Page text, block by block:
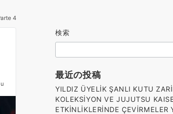
4
検索
最近の投稿
YILDIZ ÜYELİK ŞANLI KUTU
KOLEKSİYON VE JUJUTSU
ETKİNLİKLERİNDE ÇEVİRMELER